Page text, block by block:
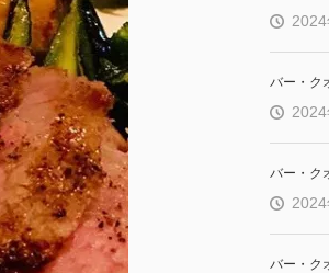
バー・ク
バー・ク
バー・ク